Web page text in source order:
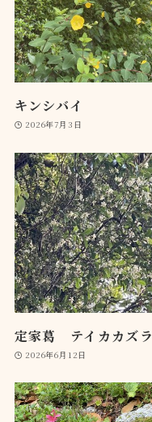
キンシバイ
2026年7月3日
定家葛 テイカカズラ
2026年6月12日